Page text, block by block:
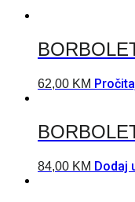
62,00 KM
84,00 KM Dodaj